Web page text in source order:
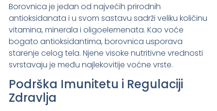
Borovnica je jedan od najvećih prirodnih
antioksidanata i u svom sastavu sadrži veliku količinu
vitamina, minerala i oligoelemenata. Kao voće
bogato antioksidantima, borovnica usporava
starenje celog tela. Njene visoke nutritivne vrednosti
svrstavaju je među najlekovitije voćne vrste.
Podrška Imunitetu i Regulaciji
Zdravlja